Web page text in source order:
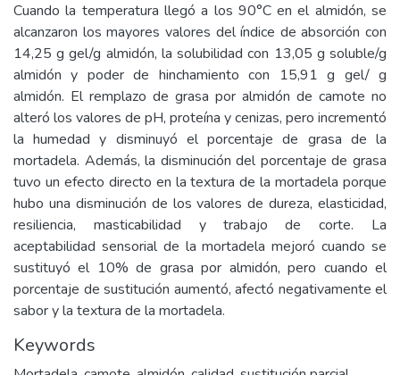
Cuando la temperatura llegó a los 90°C en el almidón, se
alcanzaron los mayores valores del índice de absorción con
14,25 g gel/g almidón, la solubilidad con 13,05 g soluble/g
almidón y poder de hinchamiento con 15,91 g gel/ g
almidón. El remplazo de grasa por almidón de camote no
alteró los valores de pH, proteína y cenizas, pero incrementó
la humedad y disminuyó el porcentaje de grasa de la
mortadela. Además, la disminución del porcentaje de grasa
tuvo un efecto directo en la textura de la mortadela porque
hubo una disminución de los valores de dureza, elasticidad,
resiliencia, masticabilidad y trabajo de corte. La
aceptabilidad sensorial de la mortadela mejoró cuando se
sustituyó el 10% de grasa por almidón, pero cuando el
porcentaje de sustitución aumentó, afectó negativamente el
sabor y la textura de la mortadela.
Keywords